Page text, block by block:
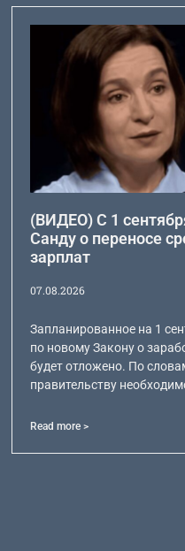
(ВИДЕО) С 1
Санду о переносе
зарплат
07.08.2026
Запланированное на 1
по новому Закону о
будет отложено. По
правительству
Read more >